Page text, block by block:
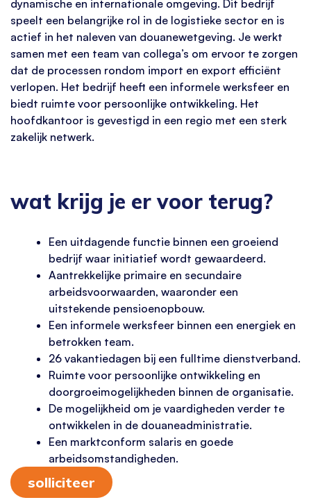
dynamische en internationale omgeving. Dit bedrijf
speelt een belangrijke rol in de logistieke sector en is
actief in het naleven van douanewetgeving. Je werkt
samen met een team van collega’s om ervoor te zorgen
dat de processen rondom import en export efficiënt
verlopen. Het bedrijf heeft een informele werksfeer en
biedt ruimte voor persoonlijke ontwikkeling. Het
hoofdkantoor is gevestigd in een regio met een sterk
zakelijk netwerk.
wat krijg je er voor terug?
Een uitdagende functie binnen een groeiend
bedrijf waar initiatief wordt gewaardeerd.
Aantrekkelijke primaire en secundaire
arbeidsvoorwaarden, waaronder een
uitstekende pensioenopbouw.
Een informele werksfeer binnen een energiek en
betrokken team.
26 vakantiedagen bij een fulltime dienstverband.
Ruimte voor persoonlijke ontwikkeling en
doorgroeimogelijkheden binnen de organisatie.
De mogelijkheid om je vaardigheden verder te
ontwikkelen in de douaneadministratie.
Een marktconform salaris en goede
arbeidsomstandigheden.
solliciteer